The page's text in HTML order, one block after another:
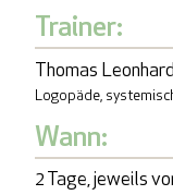
Trainer:
Thomas Leonhard
Logopäde,
Wann:
2 Tage, jeweils